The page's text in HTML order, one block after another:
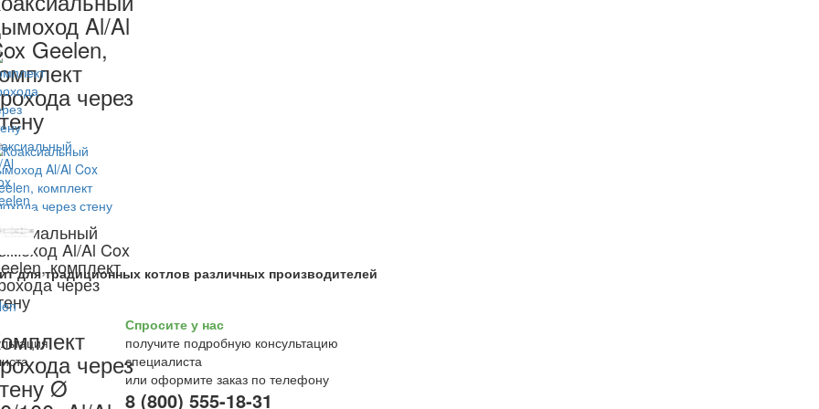
Al/Al
Geelen,
через
Al/Al Cox
комплект
через
через
Ø
для традиционных котлов различных производителей
Спросите у нас
получите подробную консультацию
специалиста
или оформите заказ по телефону
8 (800) 555-18-31